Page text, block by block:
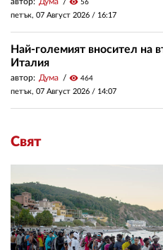
56
петък, 07 Август 2026 / 16:17
Най-големият вносител на
Италия
автор: Дума visibility 464
петък, 07 Август 2026 / 14:07
Свят